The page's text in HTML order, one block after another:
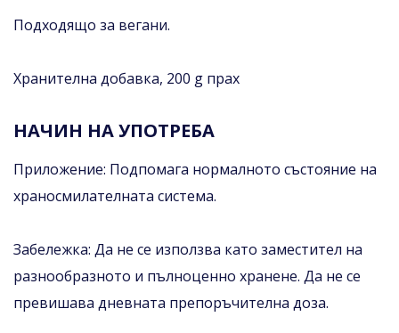
Подходящо за вегани.
Хранителна добавка, 200 g прах
НАЧИН НА УПОТРЕБА
Приложение: Подпомага нормалното състояние на
храносмилателната система.
Забележка: Да не се използва като заместител на
разнообразното и пълноценно хранене. Да не се
превишава дневната препоръчителна доза.